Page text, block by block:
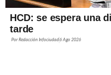
HCD: se espera una
tarde
PorRedacción Infociudad6 Ago 2026